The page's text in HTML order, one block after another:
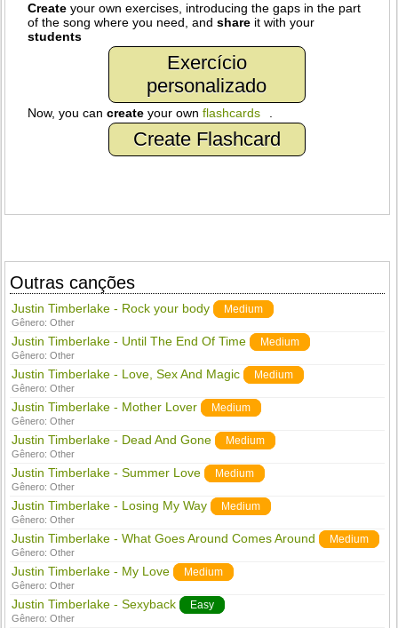
Create your own exercises, introducing the gaps in the part
of the song where you need, andshare it with your
students
Exercício
personalizado
Now, you cancreate your ownflashcards .
Create Flashcard
Outras canções
Justin Timberlake - Rock your body Medium
Gênero:Other
Justin Timberlake - Until The End Of Time Medium
Gênero:Other
Justin Timberlake - Love, Sex And Magic Medium
Gênero:Other
Justin Timberlake - Mother Lover Medium
Gênero:Other
Justin Timberlake - Dead And Gone Medium
Gênero:Other
Justin Timberlake - Summer Love Medium
Gênero:Other
Justin Timberlake - Losing My Way Medium
Gênero:Other
Justin Timberlake - What Goes Around Comes Around Medium
Gênero:Other
Justin Timberlake - My Love Medium
Gênero:Other
Justin Timberlake - Sexyback Easy
Gênero:Other